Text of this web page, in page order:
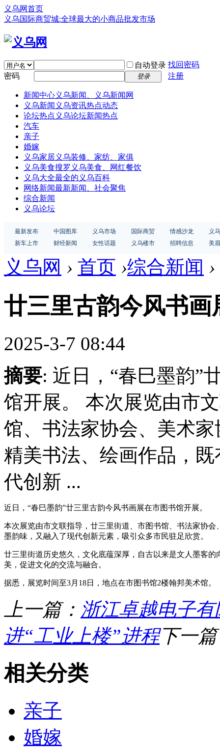
义乌网首页
义乌国际商贸城:全球最大的小商品批发市场
自动登录 找回密码
密码
登录 注册
新闻中心义乌新闻、义乌新闻网
义乌新闻 义乌资讯热点动态
论坛热点 义乌论坛新闻热点
汽车
亲子
婚嫁
义乌家居义乌装修、家纺、家俱
义乌美食搜罗义乌美食、网红餐饮
义乌大全最全的义乌百科
网络新闻最新新闻、社会聚焦
综合新闻
义乌论坛
最新发布 中国图库 义乌市场 国际商贸 情感沙龙
义
新车上市
财经新闻 女性话题 义乌楼市 招聘信息 美
义乌网 › 首页 ›综合新闻 ›
廿三里古韵今风书画
2025-3-7 08:44
摘要: 近日，“春巳墨韵”
馆开展。 本次展览由市
馆、书法家协会、美术
精美书法、绘画作品，
代创新 ...
近日，“春巳墨韵”廿三里古韵今风书画展在市图书馆开展。
本次展览由市文联指导，廿三里街道、市图书馆、书法家协
墨韵味，又融入了现代创新元素，吸引众多市民驻足欣赏。
廿三里街道历史悠久，文化底蕴深厚，自古以来是文人墨客
美，促进文化的交流与融合。
据悉，展览时间至3月18日，地点在市图书馆2楼翰邦美术馆。
上一篇： 浙江卓越电子
进“工业上楼”进程下一
相关分类
亲子
婚嫁